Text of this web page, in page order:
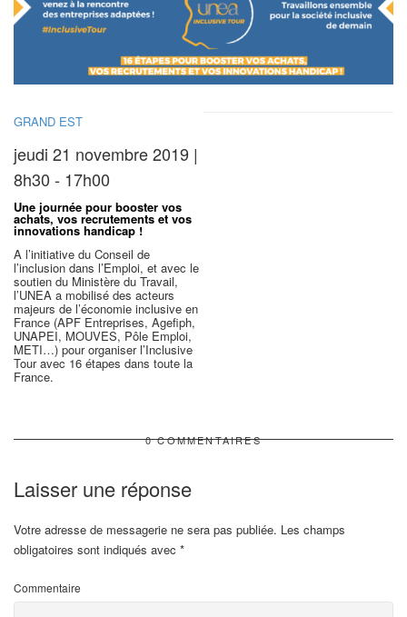
GRAND EST
jeudi 21 novembre 2019 |
8h30 - 17h00
Une journée pour booster vos
achats, vos recrutements et vos
innovations handicap !
A l’initiative du Conseil de
l’inclusion dans l’Emploi, et avec le
soutien du Ministère du Travail,
l’UNEA a mobilisé des acteurs
majeurs de l’économie inclusive en
France (APF Entreprises, Agefiph,
UNAPEI, MOUVES, Pôle Emploi,
METI…) pour organiser l’Inclusive
Tour avec 16 étapes dans toute la
France.
0 COMMENTAIRES
Laisser une réponse
Votre adresse de messagerie ne sera pas publiée. Les champs
obligatoires sont indiqués avec *
Commentaire